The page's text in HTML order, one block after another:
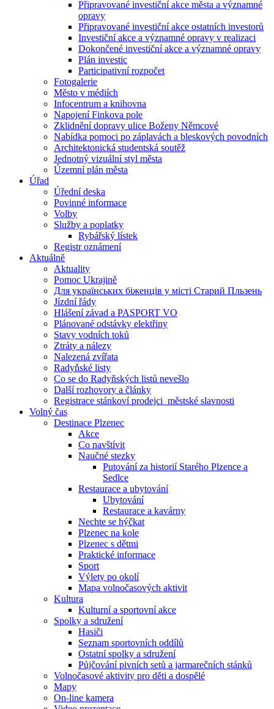
Připravované investiční akce města a významné
opravy
Připravované investiční akce ostatních investorů
Investiční akce a významné opravy v realizaci
Dokončené investiční akce a významné opravy
Plán investic
Participativní rozpočet
Fotogalerie
Město v médiích
Infocentrum a knihovna
Napojení Finkova pole
Zklidnění dopravy ulice Boženy Němcové
Nabídka pomoci po záplavách a bleskových povodních
Architektonická studentská soutěž
Jednotný vizuální styl města
Územní plán města
Úřad
Úřední deska
Povinné informace
Volby
Služby a poplatky
Rybářský lístek
Registr oznámení
Aktuálně
Aktuality
Pomoc Ukrajině
Для українських біженців у місті Старий Пльзень
Jízdní řády
Hlášení závad a PASPORT VO
Plánované odstávky elektřiny
Stavy vodních toků
Ztráty a nálezy
Nalezená zvířata
Radyňské listy
Co se do Radyňských listů nevešlo
Další rozhovory a články
Registrace stánkoví prodejci_městské slavnosti
Volný čas
Destinace Plzenec
Akce
Co navštívit
Naučné stezky
Putování za historií Starého Plzence a
Sedlce
Restaurace a ubytování
Ubytování
Restaurace a kavárny
Nechte se hýčkat
Plzenec na kole
Plzenec s dětmi
Praktické informace
Sport
Výlety po okolí
Mapa volnočasových aktivit
Kultura
Kulturní a sportovní akce
Spolky a sdružení
Hasiči
Seznam sportovních oddílů
Ostatní spolky a sdružení
Půjčování pivních setů a jarmarečních stánků
Volnočasové aktivity pro děti a dospělé
Mapy
On-line kamera